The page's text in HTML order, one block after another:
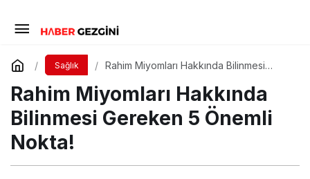
Sağlık
Rahim Miyomları Hakkında Bilinmesi
Rahim Miyomları Hakkında
Bilinmesi Gereken 5 Önemli
Nokta!